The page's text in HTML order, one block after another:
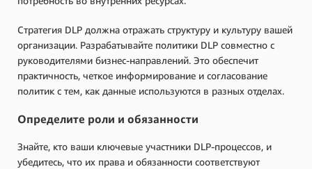
Стратегия DLP должна отражать структуру и культуру вашей
организации. Разрабатывайте политики DLP совместно с
руководителями бизнес-направлений. Это обеспечит
практичность, четкое информирование и согласование
политик с тем, как данные используются в разных отделах.
Определите роли и обязанности
Знайте, кто ваши ключевые участники DLP-процессов, и
убедитесь, что их права и обязанности соответствуют